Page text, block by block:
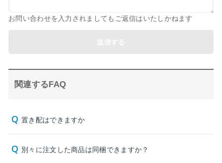
お問い合わせを入力されましてもご返信はいたしかねます
関連するFAQ
置き配はできますか
別々に注文した商品は同梱できますか？